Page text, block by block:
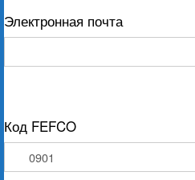
Электронная почта
Код FEFCO